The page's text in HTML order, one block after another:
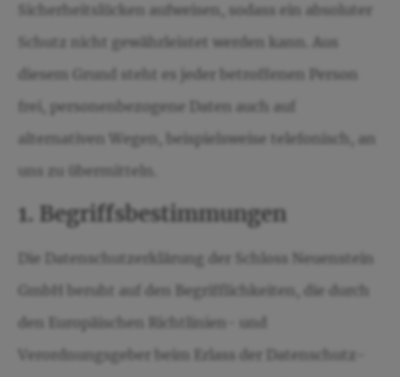
Sicherheitslücken aufweisen, sodass ein absoluter
Schutz nicht gewährleistet werden kann. Aus
diesem Grund steht es jeder betroffenen Person
frei, personenbezogene Daten auch auf
alternativen Wegen, beispielsweise telefonisch, an
uns zu übermitteln.
1. Begriffsbestimmungen
Die Datenschutzerklärung der Schloss Neuenstein
GmbH beruht auf den Begrifflichkeiten, die durch
den Europäischen Richtlinien- und
Verordnungsgeber beim Erlass der Datenschutz-